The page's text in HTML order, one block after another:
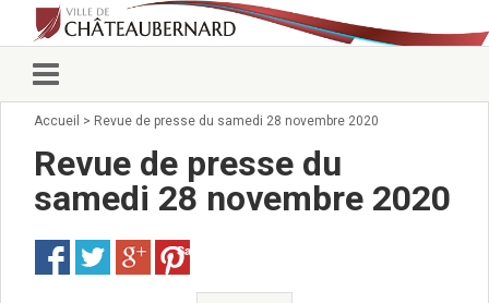
Vie municipale
Conseillers municipaux
Commissions 2026
Arrêtés du Maire
Services municipaux
Accueil > Revue de presse du samedi 28 novembre 2020
Revue de presse du
samedi 28 novembre 2020
Save